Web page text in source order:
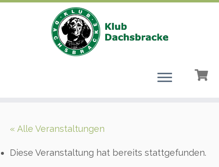
« Alle Veranstaltungen
Diese Veranstaltung hat bereits stattgefunden.